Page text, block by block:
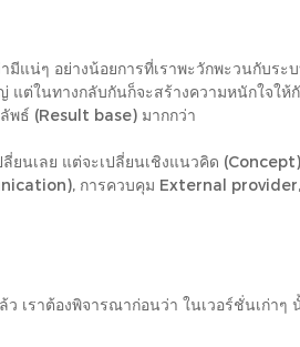
อย่างน้อยการที่เราพะวักพะวนกับระบ
ต่ในทางกลับกันก็จะสร้างความหนักใจใ
พธ์ (Result base) มากกว่า
ยนเลย แต่จะเปลี่ยนเชิงแนวคิด
การควบคุม External
าต้องพิจารณาก่อนว่า ในเวอร์ชั่นเก่าๆ